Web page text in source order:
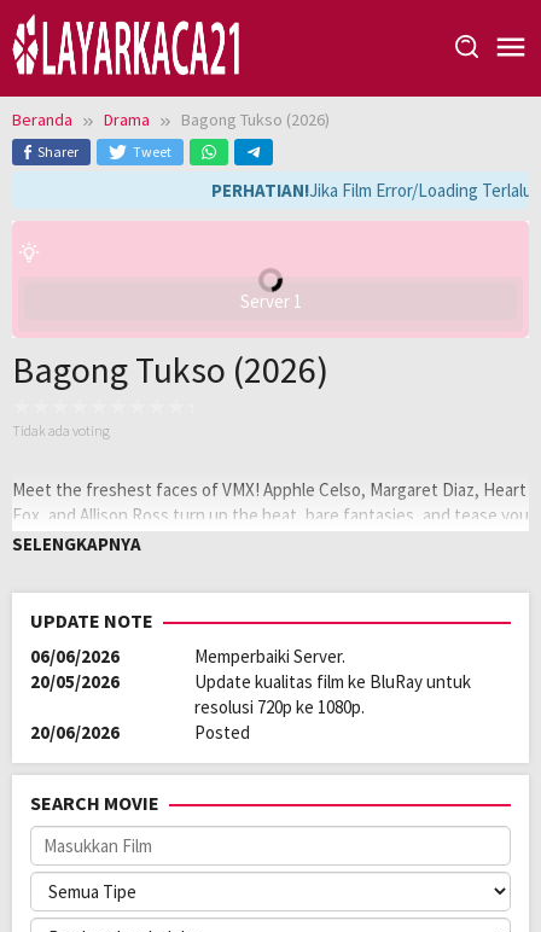
Loncat
ke
konten
Beranda Drama Bagong Tukso (2026)
Sharer Tweet
PERHATIAN!Jika Film Error/Loading Terlalu
Server 1
Bagong Tukso (2026)
Tidak ada voting
Meet the freshest faces of VMX! Apphle Celso, Margaret Diaz, Heart
Fox, and Allison Ross turn up the heat, bare fantasies, and tease you
into an unforgettable sexy experience.
pada:
Genre:
Kualitas:
HD
Tahun:
2026
Negara:
Philippines
Rilis:
27 Jan 2026
Pemain:
Allison Ross,Apphle Celso,Margaret Diaz
SELENGKAPNYA
UPDATE NOTE
06/06/2026
Memperbaiki Server.
20/05/2026
Update kualitas film ke BluRay untuk
resolusi 720p ke 1080p.
20/06/2026
Posted
SEARCH MOVIE